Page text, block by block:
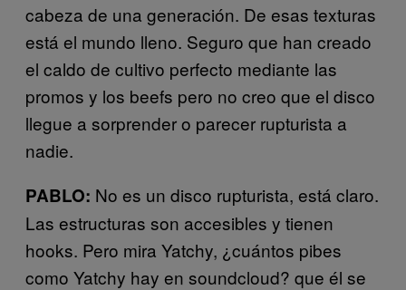
cabeza de una generación. De esas texturas
está el mundo lleno. Seguro que han creado
el caldo de cultivo perfecto mediante las
promos y los beefs pero no creo que el disco
llegue a sorprender o parecer rupturista a
nadie.
PABLO: No es un disco rupturista, está claro.
Las estructuras son accesibles y tienen
hooks. Pero mira Yatchy, ¿cuántos pibes
como Yatchy hay en soundcloud? que él se